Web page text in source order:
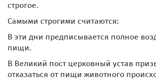
строгое.
Самыми строгими считаются:
В эти дни предписывается полное
пищи.
В Великий пост церковный устав
отказаться от пищи животного